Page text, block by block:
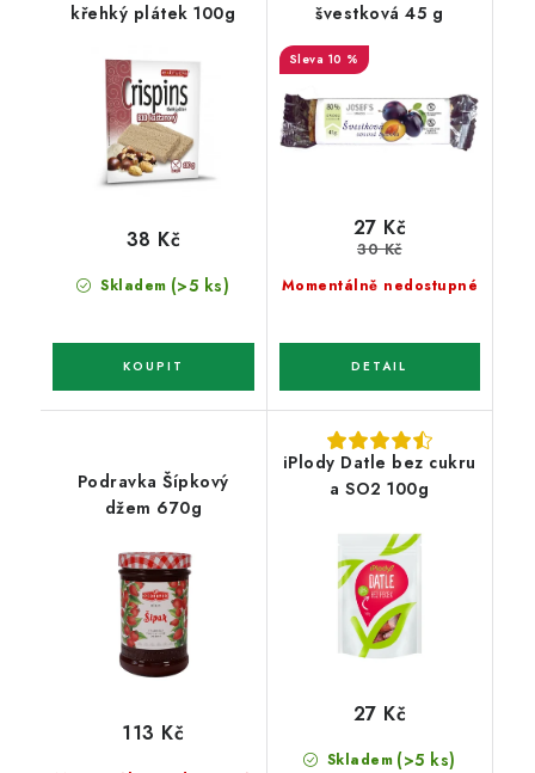
křehký plátek 100g
Skladem (>5 ks)
38 Kč
švestková 45 g
10 %
Momentálně nedostupné
27 Kč
30 Kč
Podravka Šípkový
džem 670g
113 Kč
iPlody Datle bez cukru
a SO2 100g
Skladem (>5 ks)
27 Kč